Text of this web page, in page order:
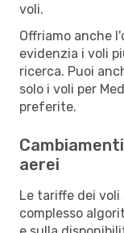
voli.
Offriamo anche
evidenzia i voli
ricerca. Puoi
solo i voli per
preferite.
aerei
Le tariffe dei
complesso